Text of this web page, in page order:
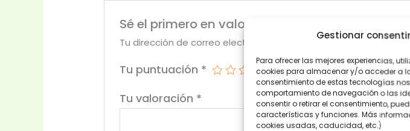
Gestionar
Para ofrecer las mejores experiencias,
cookies para almacenar y/o acceder a
consentimiento de estas tecnologías
comportamiento de navegación o las
consentir o retirar el consentimiento,
características y funciones. Más
cookies usadas, caducidad, etc.)
Sé el primero en valorar “POSAVASOS COLOREX”
Tu dirección de correo electrónico no será publicada.Los
Tu puntuación *
Tu valoración *